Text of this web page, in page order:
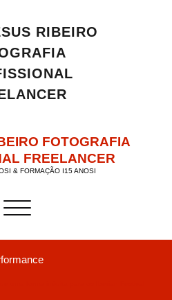
FOTOGRAFIA
FREELANCER
& FORMAÇÃO I15 ANOSI
Alternar a navegação